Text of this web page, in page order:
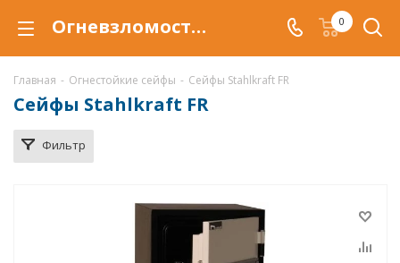
Огневзломостойкий сейф Stahlkraft FR купить в Краснодаре, сейфы Stahlkraft FR с защитой от взлома и от огня по низкой цене c доставкой 0
Главная - Огнестойкие сейфы - Сейфы Stahlkraft FR
Сейфы Stahlkraft FR
Фильтр